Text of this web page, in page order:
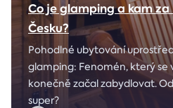
Co je glamping a kam
Česku?
Pohodlné ubytování
glamping: Fenomén, který se
konečně začal zabydlovat.
super?